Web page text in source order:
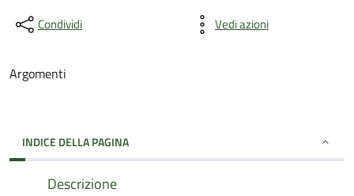
Condividi Vedi azioni
Argomenti
INDICE DELLA PAGINA
Descrizione